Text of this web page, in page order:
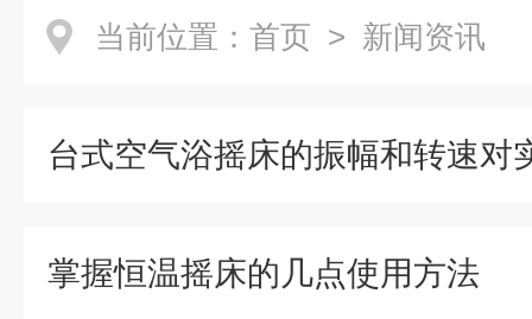
当前位置： 首页 > 新闻资讯
掌握恒温摇床的几点使用方法